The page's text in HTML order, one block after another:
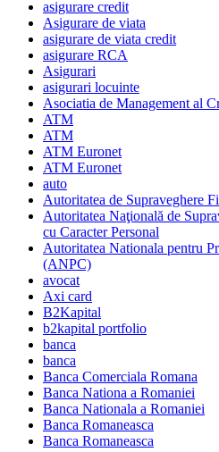
asigurare credit
Asigurare de viata
asigurare de viata credit
asigurare RCA
Asigurari
asigurari locuinte
Asociatia de Management al
ATM
ATM
ATM Euronet
ATM Euronet
auto
Autoritatea de Supraveghere
Autoritatea Naţională de
cu Caracter Personal
Autoritatea Nationala pentru
(ANPC)
avocat
Axi card
B2Kapital
b2kapital portfolio
banca
banca
Banca Comerciala Romana
Banca Nationa a Romaniei
Banca Nationala a Romaniei
Banca Romaneasca
Banca Romaneasca